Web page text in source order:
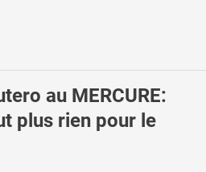
au MERCURE:
plus rien pour le